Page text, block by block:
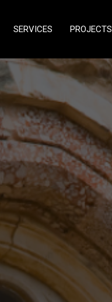
SERVICES PROJECTS